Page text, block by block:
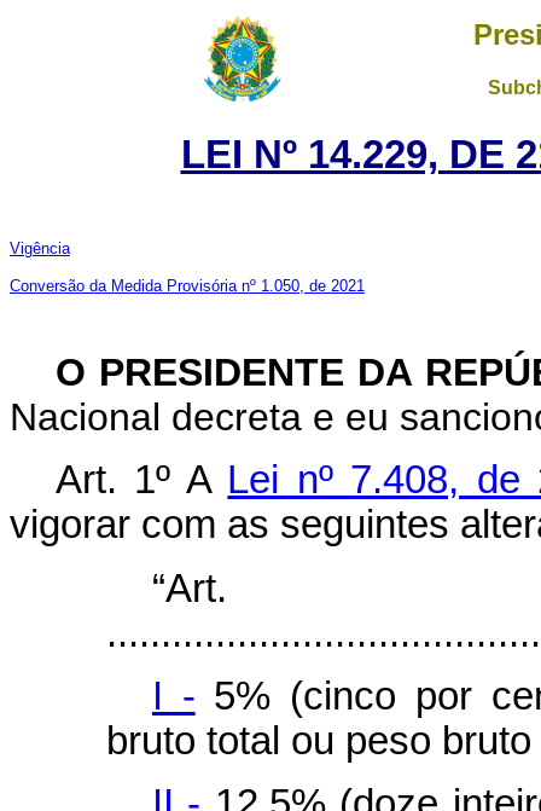
LEI Nº 14.229, DE
Vigência
Conversão da Medida Provisória nº 1.050, de 2021
O PRESIDENTE DA
Nacional decreta e eu
Art. 1º A Lei nº 7.408,
vigorar com as seguintes
I - 5% (cinco por
bruto total ou peso